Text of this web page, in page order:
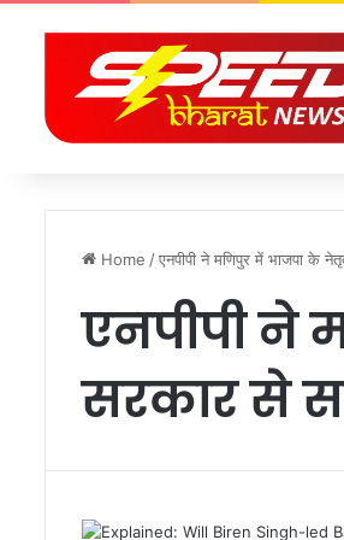
Home /एनपीपी ने मणिपुर में भाजपा के
एनपीपी ने
सरकार से